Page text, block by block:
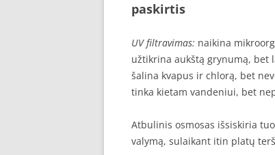
paskirtis
UV filtravimas: naikina
užtikrina aukštą grynumą,
šalina kvapus ir chlorą, bet
tinka kietam vandeniui, bet
Atbulinis osmosas išsiskiria
valymą, sulaikant itin platų